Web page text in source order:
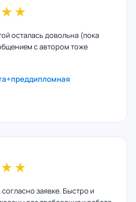
★★
осталась довольна (пока
с автором тоже
★★
заявке. Быстро и